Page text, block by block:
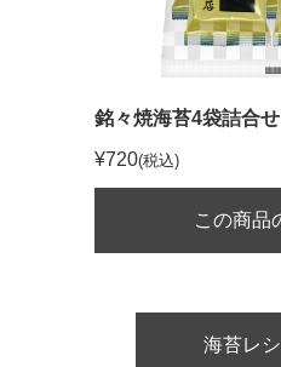
銘々焼海苔4袋詰合せ
¥720(税込)
この商品
海苔レ